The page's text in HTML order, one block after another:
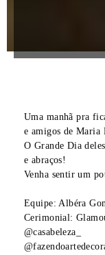
Uma manhã pra
e amigos de Maria
O Grande Dia
e abraços!
Venha sentir um
Equipe: Albéra
Cerimonial:
@casabeleza_